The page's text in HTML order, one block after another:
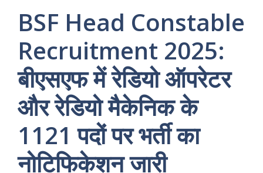
BSF Head Constable
Recruitment 2025:
बीएसएफ में रेडियो ऑपरेटर
और रेडियो मैकेनिक के
1121 पदों पर भर्ती का
नोटिफिकेशन जारी